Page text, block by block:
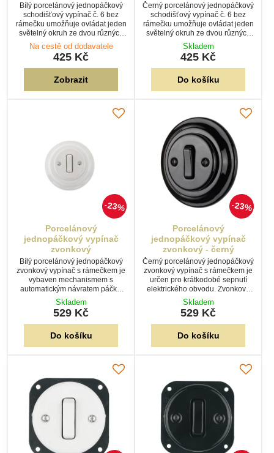
Bílý porcelánový jednopáčkový
schodišťový vypínač č. 6 bez
rámečku umožňuje ovládat jeden
světelný okruh ze dvou různých
míst. Je určen pro použití ve
vícenásobných porcelánových
rámečcích.
Na cestě od dodavatele
425 Kč
Zobrazit
Černý porcelánový jednopáčkový
schodišťový vypínač č. 6 bez
rámečku umožňuje ovládat jeden
světelný okruh ze dvou různých
míst. Je určen pro použití ve
vícenásobných porcelánových
rámečcích.
Skladem
425 Kč
Do košíku
23%
Porcelánový
jednopáčkový vypínač
zvonkový
Bílý porcelánový jednopáčkový
zvonkový vypínač s rámečkem je
vybaven mechanismem s
automatickým návratem páčky.
Vhodný pro ovládání zvonku,
schodišťového automatu nebo
impulzního relé.
Skladem
529 Kč
Do košíku
23%
Porcelánový
jednopáčkový vypínač
zvonkový - černý
Černý porcelánový jednopáčkový
zvonkový vypínač s rámečkem je
určen pro krátkodobé sepnutí
elektrického obvodu. Zvonkový
mechanismus zajišťuje
automatický návrat páčky do
výchozí polohy.
Skladem
529 Kč
Do košíku